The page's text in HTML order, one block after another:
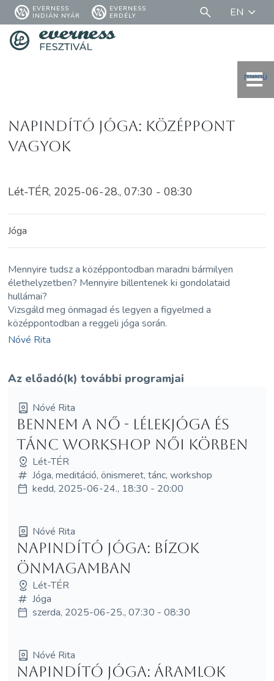
EVERNESS
INDIÁN NYÁR
EVERNESS
ERDÉLY
EN
menü
Napindító jóga: középpont
vagyok
Lét-TÉR, 2025-06-28., 07:30 - 08:30
Jóga
Mennyire tudsz a középpontodban maradni bármilyen
élethelyzetben? Mennyire billentenek ki gondolataid
hullámai?
Vizsgáld meg önmagad és legyen a figyelmed a
középpontodban a reggeli jóga során.
Nóvé Rita
Az előadó(k) további programjai
Nóvé Rita
Bennem a Nő - lélekjóga és
tánc workshop női körben
Lét-TÉR
Jóga, meditáció, önismeret, tánc, workshop
kedd, 2025-06-24., 18:30 - 20:00
Nóvé Rita
Napindító jóga: bízok
önmagamban
Lét-TÉR
Jóga
szerda, 2025-06-25., 07:30 - 08:30
Nóvé Rita
Napindító jóga: áramlok